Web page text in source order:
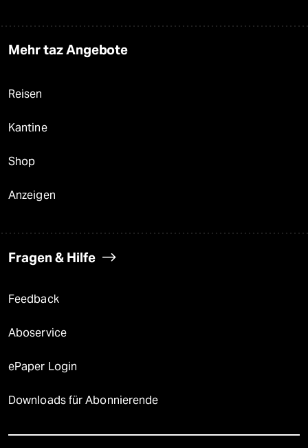
Mehr taz Angebote
Reisen
Kantine
Shop
Anzeigen
Fragen & Hilfe
Feedback
Aboservice
ePaper Login
Downloads für Abonnierende